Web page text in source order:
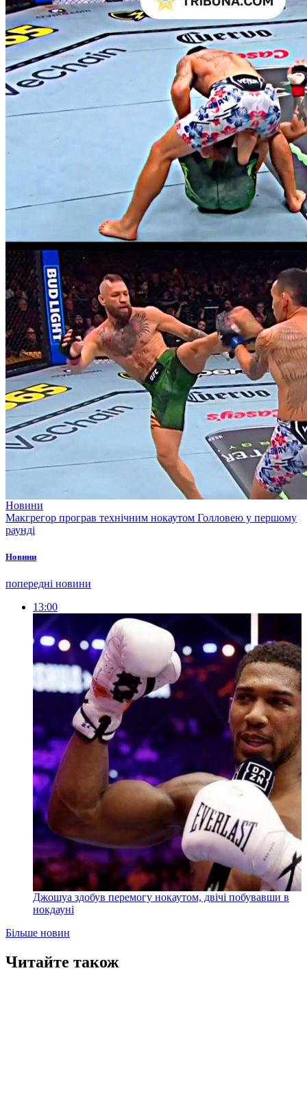
Новини
Макгрегор програв технічним нокаутом Голловею у першому
раунді
Новини
попередні новини
13:00
Джошуа здобув перемогу нокаутом, двічі побувавши в
нокдауні
Більше новин
Читайте також